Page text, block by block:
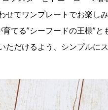
てワンプレートでお楽し
てる”シーフードの王様”と
ただけるよう、シンプルに